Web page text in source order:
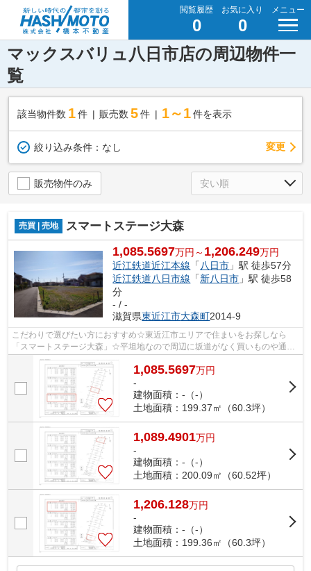
閲覧履歴
0
お気に入り
0
メニュー
マックスバリュ八日市店の周辺物件一
覧
該当物件数 1件 販売数 5 件 1～1 件を表示
絞り込み条件： なし 変更
販売物件のみ
売買 | 売地 スマートステージ大森
1,085.5697万円～ 1,206.249万円
近江鉄道近江本線 「 八日市 」駅 徒歩57分
近江鉄道八日市線 「新八日市 」駅 徒歩58
分
- / -
滋賀県東近江市大森町2014-9
こだわりで選びたい方におすすめ☆東近江市エリアで住まいをお探しなら
「スマートステージ大森」☆平坦地なので周辺に坂道がなく買いものや通勤
での負担が少ない立地です☆お客様にご満足...
1,085.5697万円
-
建物面積：-（-）
土地面積：199.37㎡（60.3坪）
1,089.4901万円
-
建物面積：-（-）
土地面積：200.09㎡（60.52坪）
1,206.128万円
-
建物面積：-（-）
土地面積：199.36㎡（60.3坪）